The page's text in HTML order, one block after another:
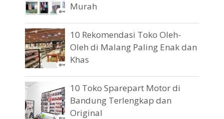
Murah
10 Rekomendasi Toko Oleh-
Oleh di Malang Paling Enak dan
Khas
10 Toko Sparepart Motor di
Bandung Terlengkap dan
Original